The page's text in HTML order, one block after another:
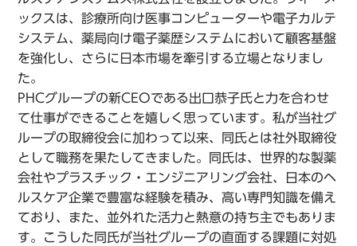
ックスは、診療所向け医事コンピューターや電子カルテ
システム、薬局向け電子薬歴システムにおいて顧客基盤
を強化し、さらに日本市場を牽引する立場となりまし
た。
PHCグループの新CEOである出口恭子氏と力を合わせ
て仕事ができることを嬉しく思っています。私が当社グ
ループの取締役会に加わって以来、同氏とは社外取締役
として職務を果たしてきました。同氏は、世界的な製薬
会社やプラスチック・エンジニアリング会社、日本のヘ
ルスケア企業で豊富な経験を積み、高い専門知識を備え
ており、また、並外れた活力と熱意の持ち主でもありま
す。こうした同氏が当社グループの直面する課題に対処